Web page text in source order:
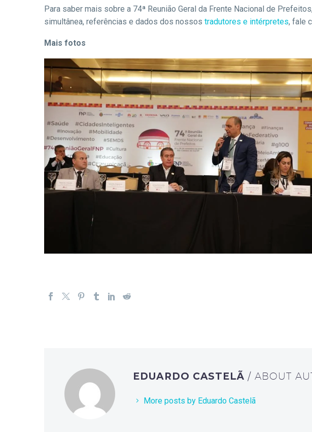
Para saber mais sobre a 74ª Reunião Geral da Frente Nacional de
simultânea, referências e dados dos nossos tradutores e intérpretes, fale
Mais fotos
EDUARDO CASTELÃ/ ABOUT
More posts by Eduardo Castelã